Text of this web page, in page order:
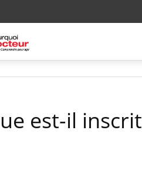
est-il inscrit